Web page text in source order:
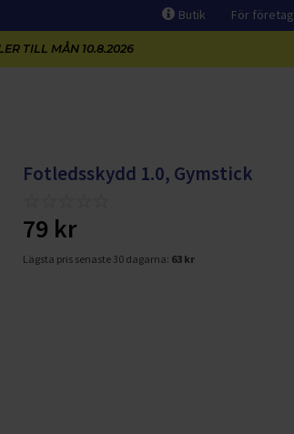
Butik För företag
TILL MÅN 10.8.2026
Fotledsskydd 1.0, Gymstick
79 kr
Lägsta pris senaste 30 dagarna: 63 kr